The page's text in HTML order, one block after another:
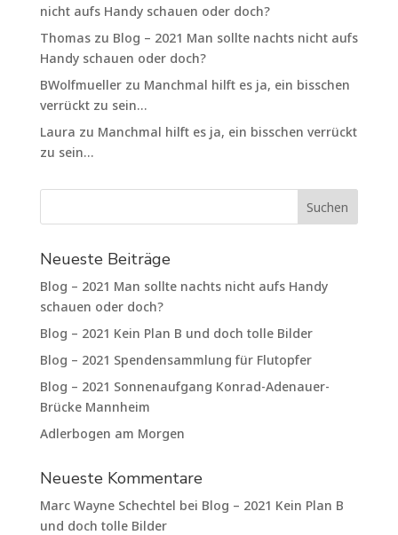
nicht aufs Handy schauen oder doch?
Thomaszu Blog – 2021 Man sollte nachts nicht aufs
Handy schauen oder doch?
BWolfmuellerzu Manchmal hilft es ja, ein bisschen
verrückt zu sein…
Laura zu Manchmal hilft es ja, ein bisschen verrückt
zu sein…
Neueste Beiträge
Blog – 2021 Man sollte nachts nicht aufs Handy
schauen oder doch?
Blog – 2021 Kein Plan B und doch tolle Bilder
Blog – 2021 Spendensammlung für Flutopfer
Blog – 2021 Sonnenaufgang Konrad-Adenauer-
Brücke Mannheim
Adlerbogen am Morgen
Neueste Kommentare
Marc Wayne Schechtel bei Blog – 2021 Kein Plan B
und doch tolle Bilder